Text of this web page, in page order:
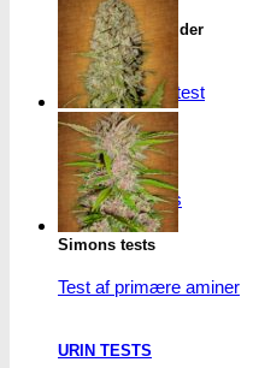
THC/Cannabinoider
THC test
Cannabinoider test
Robadope
Robadope tests
Simons tests
Test af primære aminer
URIN TESTS
Mulighederne
vælges
varesiden